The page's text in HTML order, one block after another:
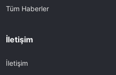
Tüm Haberler
İletişim
İletişim